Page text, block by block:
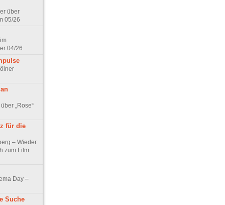
über
05/26
04/26
„Rose“
für die
– Wieder
zum Film
Day –
Suche